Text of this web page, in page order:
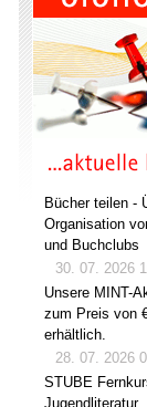
Bücher teilen -
Organisation
und Buchclubs
30. 07. 2026
Unsere MINT-
zum Preis von
erhältlich.
28. 07. 2026
STUBE
Jugendliteratur